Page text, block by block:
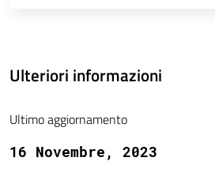
Ulteriori informazioni
Ultimo aggiornamento
16 Novembre, 2023